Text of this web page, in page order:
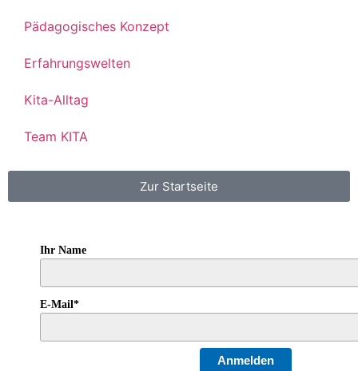
Pädagogisches Konzept
Erfahrungswelten
Kita-Alltag
Team KITA
Zur Startseite
Ihr Name
E-Mail*
Anmelden